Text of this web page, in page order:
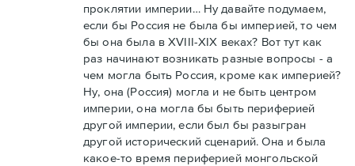
проклятии империи… Ну давайте подумаем,
если бы Россия не была бы империей, то чем
бы она была в XVIII-XIX веках? Вот тут как
раз начинают возникать разные вопросы - а
чем могла быть Россия, кроме как империей?
Ну, она (Россия) могла и не быть центром
империи, она могла бы быть периферией
другой империи, если был бы разыгран
другой исторический сценарий. Она и была
какое-то время периферией монгольской